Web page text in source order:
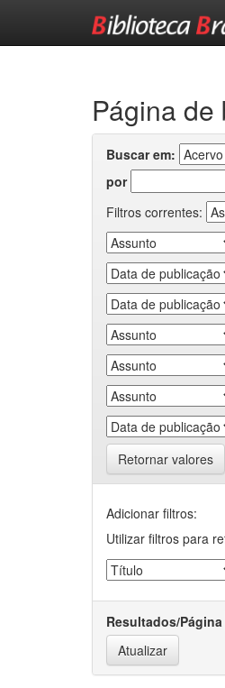
Página de
Buscar em:
por
Filtros correntes:
Retornar valores
Adicionar filtros:
Utilizar filtros para
Resultados/Página